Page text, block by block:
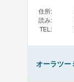
住所:
読み:
TEL :
オーラツー